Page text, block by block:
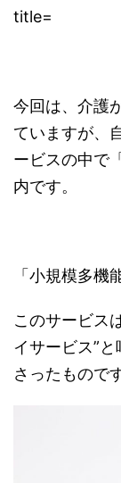
title=
今回は、介護
ていますが、
ービスの中で
内です。
「小規模多機
このサービス
イサービス”
さったものです